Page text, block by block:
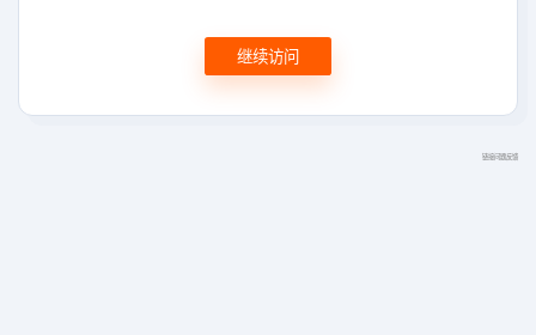
继续访问
链接问题反馈